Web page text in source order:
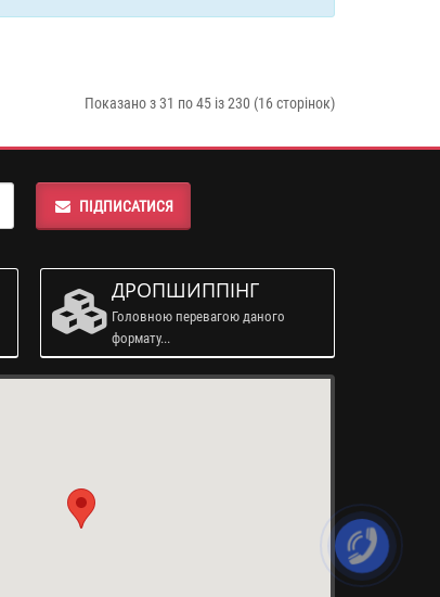
Показано з 31 по 45 із 230 (16 сторінок)
ПІДПИСАТИСЯ
ДРОПШИППІНГ
Головною перевагою даного
формату...